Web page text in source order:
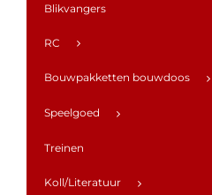
Blikvangers
RC
Bouwpakketten bouwdoos
Speelgoed
Treinen
Koll/Literatuur